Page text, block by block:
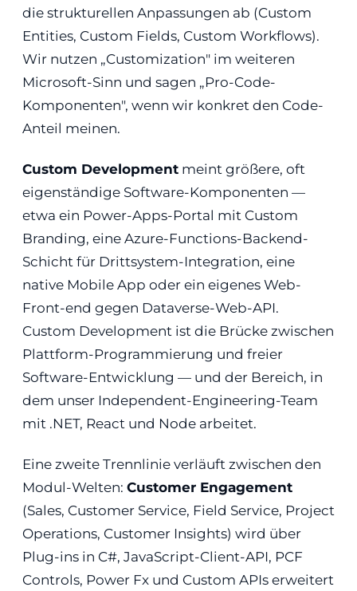
die strukturellen Anpassungen ab (Custom
Entities, Custom Fields, Custom Workflows).
Wir nutzen „Customization" im weiteren
Microsoft-Sinn und sagen „Pro-Code-
Komponenten", wenn wir konkret den Code-
Anteil meinen.
Custom Development meint größere, oft
eigenständige Software-Komponenten —
etwa ein Power-Apps-Portal mit Custom
Branding, eine Azure-Functions-Backend-
Schicht für Drittsystem-Integration, eine
native Mobile App oder ein eigenes Web-
Front-end gegen Dataverse-Web-API.
Custom Development ist die Brücke zwischen
Plattform-Programmierung und freier
Software-Entwicklung — und der Bereich, in
dem unser Independent-Engineering-Team
mit .NET, React und Node arbeitet.
Eine zweite Trennlinie verläuft zwischen den
Modul-Welten: Customer Engagement
(Sales, Customer Service, Field Service, Project
Operations, Customer Insights) wird über
Plug-ins in C#, JavaScript-Client-API, PCF
Controls, Power Fx und Custom APIs erweitert